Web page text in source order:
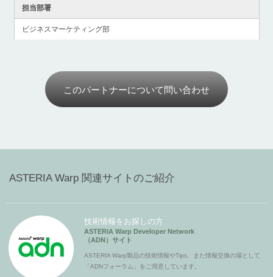
担当部署
ビジネスマーケティング部
このパートナーについて問い合わせ
ASTERIA Warp 関連サイトのご紹介
技術情報をお探しの方
ASTERIA Warp Developer Network
（ADN）サイト
ASTERIA Warp製品の技術情報やTips、また情報交換の場として
「ADNフォーラム」をご用意しています。